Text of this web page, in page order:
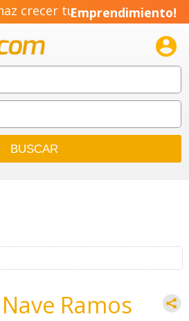
crecer tuEmprendimiento!

Ramos